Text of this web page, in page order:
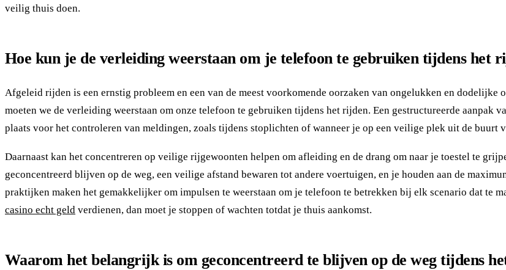
veilig thuis doen.
Hoe kun je de verleiding weerstaan om je telefoon te gebruiken tijdens het
Afgeleid rijden is een ernstig probleem en een van de meest voorkomende oorzaken van ongelukken en dodelijke
moeten we de verleiding weerstaan om onze telefoon te gebruiken tijdens het rijden. Een gestructureerde aanpak
plaats voor het controleren van meldingen, zoals tijdens stoplichten of wanneer je op een veilige plek uit de buurt
Daarnaast kan het concentreren op veilige rijgewoonten helpen om afleiding en de drang om naar je toestel te
geconcentreerd blijven op de weg, een veilige afstand bewaren tot andere voertuigen, en je houden aan de
praktijken maken het gemakkelijker om impulsen te weerstaan om je telefoon te betrekken bij elk scenario dat te
casino echt geld verdienen, dan moet je stoppen of wachten totdat je thuis aankomst.
Waarom het belangrijk is om geconcentreerd te blijven op de weg tijdens